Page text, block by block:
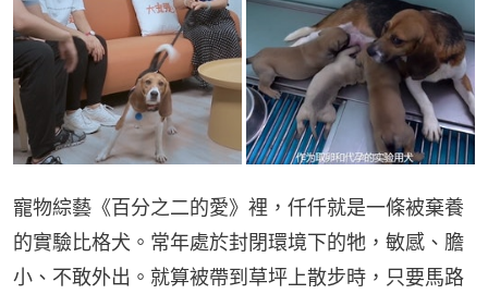
寵物綜藝《百分之二的愛》裡，仟仟就是一條被棄養
的實驗比格犬。常年處於封閉環境下的牠，敏感、膽
小、不敢外出。就算被帶到草坪上散步時，只要馬路